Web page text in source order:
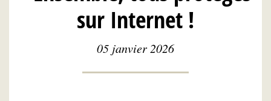
sur Internet !
05 janvier 2026